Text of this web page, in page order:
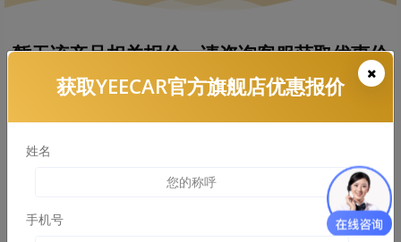
暂无该产品相关报价，请咨询客服获取优惠价
格
获取YEECAR官方旗舰店优惠报价
姓名
手机号